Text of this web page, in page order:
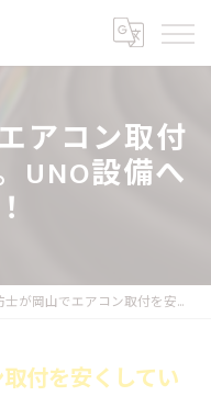
アコン取付
UNO設備へ
山でエアコン取付を安くしています。UNO設備へどうぞ！
付を安くしてい